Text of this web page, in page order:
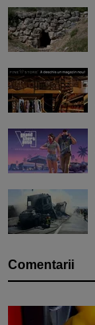
Comentarii